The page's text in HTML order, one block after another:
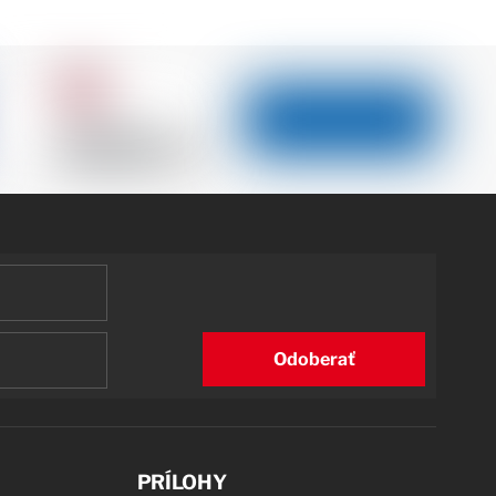
Odoberať
PRÍLOHY